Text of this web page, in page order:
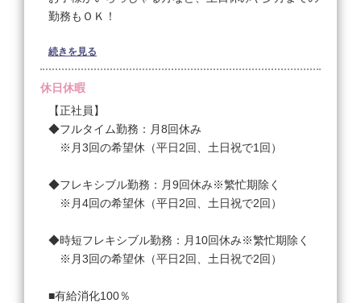
延長）
◆フルタイム勤務(10時ｰ20時)：239,000円+交通費
◆フレキシブル勤務(10時-20時)：234,000円+交通費
◆時短フレキシブル勤務(10-19時)：192,000円＋交通
費
全メニュー技術習得後～
通費
◆フレキシブル勤務(10時-20時)：244,000円+歩合
◆時短フレキシブル勤務(10-19時)：201,000円+歩合
+交通費
＜試用期間あり＞ 1ヶ月 〜 2ヶ月 / 月給 247,500円 〜
勤務もＯＫ！
【業務委託】
10:00〜20:00
10時－20時（月～土曜日／日曜日は18時まで）
続きを見る
休日休暇
【正社員】
◆フルタイム勤務：月8回休み
※月3回の希望休（平日2回、土日祝で1回）
◆フレキシブル勤務：月9回休み※繁忙期除く
※月4回の希望休（平日2回、土日祝で2回）
◆時短フレキシブル勤務：月10回休み※繁忙期除く
※月3回の希望休（平日2回、土日祝で2回）
■有給消化100％